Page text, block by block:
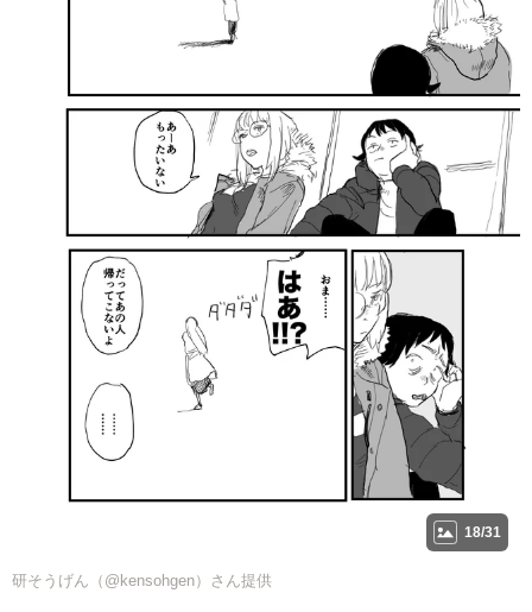
18/31
研そうげん（@kensohgen）さん提供